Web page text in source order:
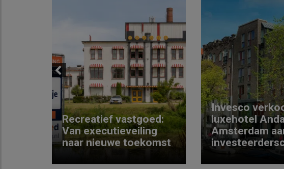
Previous
Recreatief vastgoed:
Van executieveiling
naar nieuwe toekomst
Invesco
luxehotel
Amsterdam